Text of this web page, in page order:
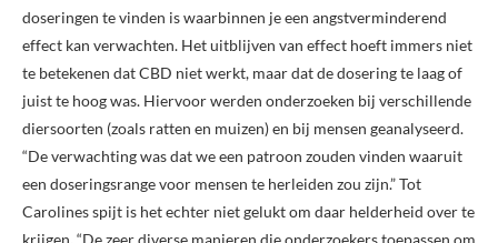
doseringen te vinden is waarbinnen je een angstverminderend
effect kan verwachten. Het uitblijven van effect hoeft immers niet
te betekenen dat CBD niet werkt, maar dat de dosering te laag of
juist te hoog was. Hiervoor werden onderzoeken bij verschillende
diersoorten (zoals ratten en muizen) en bij mensen geanalyseerd.
“De verwachting was dat we een patroon zouden vinden waaruit
een doseringsrange voor mensen te herleiden zou zijn.” Tot
Carolines spijt is het echter niet gelukt om daar helderheid over te
krijgen. “De zeer diverse manieren die onderzoekers toepassen om